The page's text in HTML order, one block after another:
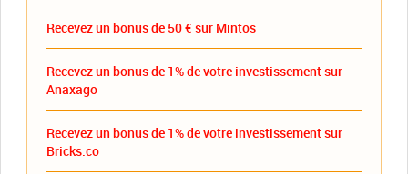
Recevez un bonus de 50 € sur Mintos
Recevez un bonus de 1% de votre investissement sur
Anaxago
Recevez un bonus de 1% de votre investissement sur
Bricks.co